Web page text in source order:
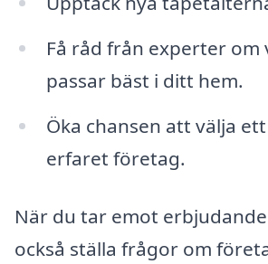
Få råd från experter om
passar bäst i ditt hem.
Öka chansen att välja
erfaret företag.
När du tar emot
också ställa frågor om